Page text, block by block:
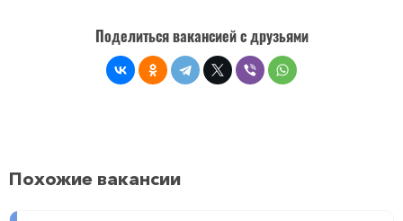
Поделиться вакансией с друзьями
Похожие вакансии